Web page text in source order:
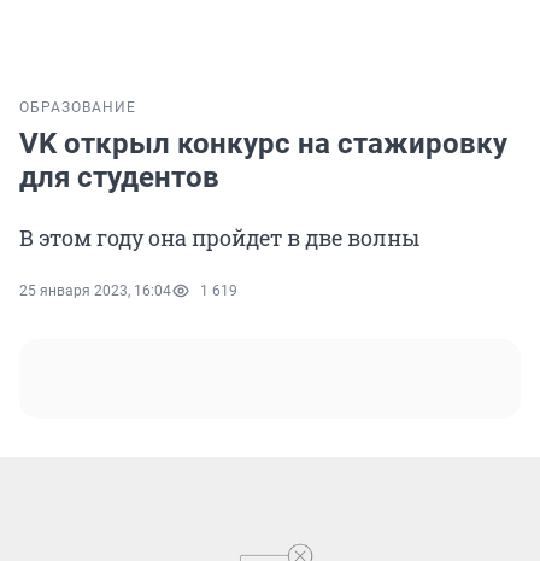
ОБРАЗОВАНИЕ
VK открыл конкурс на стажировку
для студентов
В этом году она пройдет в две волны
25 января 2023, 16:04 1 619